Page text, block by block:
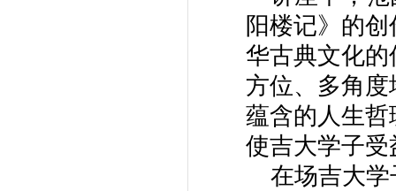
阳楼记》的
华古典文化
方位、多角
蕴含的人生
使吉大学子受
在场吉大学